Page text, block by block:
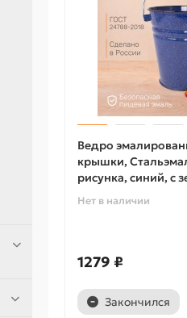
Ведро
крышки,
рисунка, синий, с
Нет в наличии
1279 ₽
Закончился